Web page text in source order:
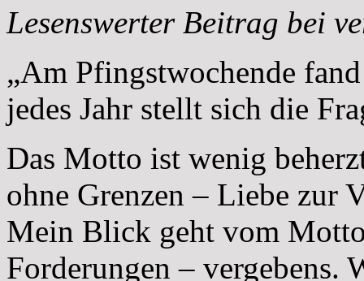
Lesenswerter Beitrag bei
„Am Pfingstwochende
jedes Jahr stellt sich die
Das Motto ist wenig
ohne Grenzen – Liebe zur
Mein Blick geht vom
Forderungen – vergebens.